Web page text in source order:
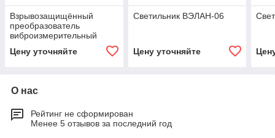
Взрывозащищённый
преобразователь
виброизмерительный
Цену уточняйте
Светильник ВЭЛАН-06
Цену уточняйте
О нас
Рейтинг не сформирован
Менее 5 отзывов за последний год